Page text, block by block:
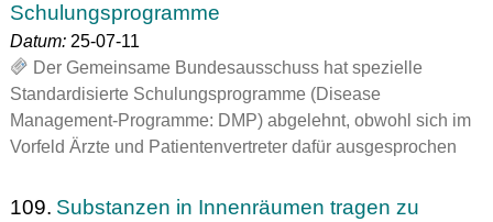
Schulungsprogramme
Datum:25-07-11
Der Gemeinsame Bundesausschuss hat spezielle
Standardisierte Schulungsprogramme (Disease
Management-Programme: DMP) abgelehnt, obwohl sich im
Vorfeld Ärzte und Patientenvertreter dafür ausgesprochen
109. Substanzen in Innenräumen tragen zu